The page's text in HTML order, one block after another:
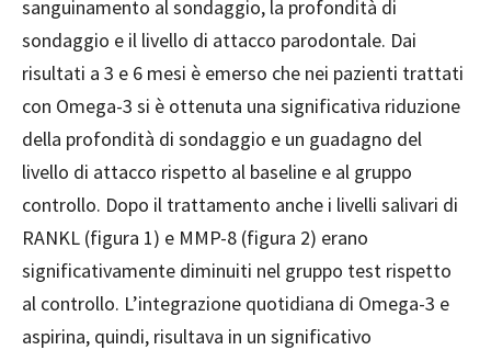
sanguinamento al sondaggio, la profondità di
sondaggio e il livello di attacco parodontale. Dai
risultati a 3 e 6 mesi è emerso che nei pazienti trattati
con Omega-3 si è ottenuta una significativa riduzione
della profondità di sondaggio e un guadagno del
livello di attacco rispetto al baseline e al gruppo
controllo. Dopo il trattamento anche i livelli salivari di
RANKL (figura 1) e MMP-8 (figura 2) erano
significativamente diminuiti nel gruppo test rispetto
al controllo. L’integrazione quotidiana di Omega-3 e
aspirina, quindi, risultava in un significativo